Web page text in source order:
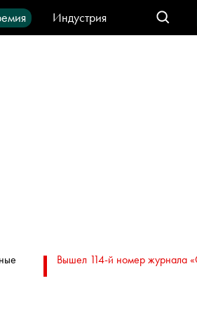
Индустрия
Вышел 114-й номер журнала